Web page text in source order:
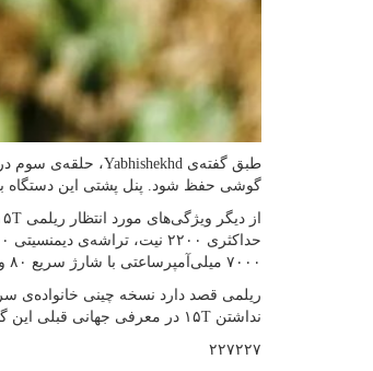
گوشی حفظ شود. پنل پشتی این دستگاه
۷۰۰۰ میلی‌آمپرساعتی با شارژ سریع ۸۰ وات اشاره کرد.
نداشتن ۱۵T در معرفی جهانی قبلی این گوشی‌ها، احتمالاً به‌صورت انحصاری فقط در چین عرضه خواهد شد.
۲۲۷۲۲۷